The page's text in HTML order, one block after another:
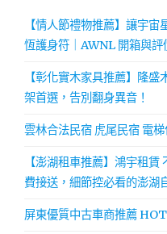
【情人節禮物推薦】讓宇
恆護身符｜AWNL 開箱與評
【彰化實木家具推薦】隆
架首選，告別翻身異音！
雲林合法民宿 虎尾民宿 電
【澎湖租車推薦】鴻宇租
費接送，細節控必看的澎湖
屏東優質中古車商推薦